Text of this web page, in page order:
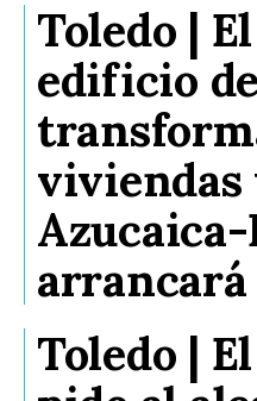
Toledo |
edificio
viviendas
arrancará
Toledo |